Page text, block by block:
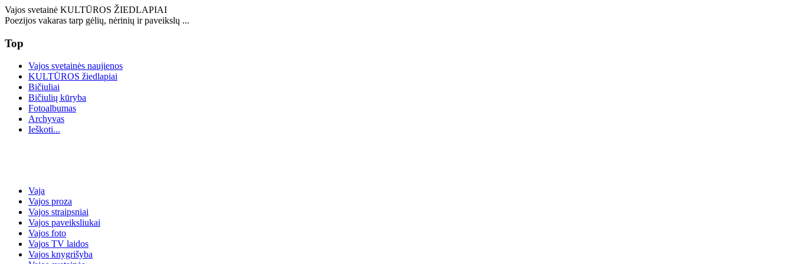
Vajos svetainė KULTŪROS ŽIEDLAPIAI
Poezijos vakaras tarp gėlių, nėrinių ir paveikslų ...
Top
Vajos svetainės naujienos
KULTŪROS žiedlapiai
Bičiuliai
Bičiulių kūryba
Fotoalbumas
Archyvas
Ieškoti...
Vaja
Vajos proza
Vajos straipsniai
Vajos paveiksliukai
Vajos foto
Vajos TV laidos
Vajos knygrišyba